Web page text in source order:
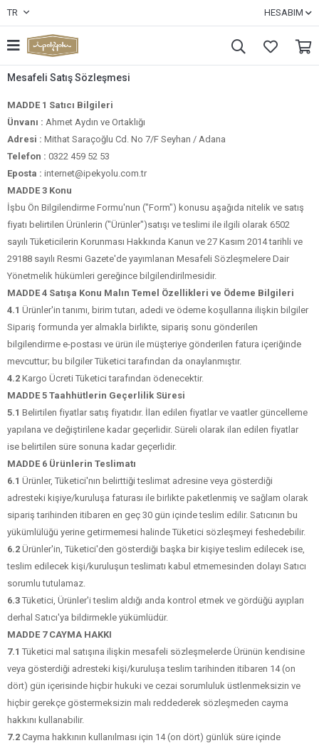
TR HESABIM
Mesafeli Satış Sözleşmesi
MADDE 1 Satıcı Bilgileri
Ünvanı : Ahmet Aydın ve Ortaklığı
Adresi : Mithat Saraçoğlu Cd. No 7/F Seyhan / Adana
Telefon : 0322 459 52 53
Eposta : internet@ipekyolu.com.tr
MADDE 3 Konu
İşbu Ön Bilgilendirme Formu'nun ("Form") konusu aşağıda nitelik ve satış
fiyatı belirtilen Ürünlerin ("Ürünler")satışı ve teslimi ile ilgili olarak 6502
sayılı Tüketicilerin Korunması Hakkında Kanun ve 27 Kasım 2014 tarihli ve
29188 sayılı Resmi Gazete'de yayımlanan Mesafeli Sözleşmelere Dair
Yönetmelik hükümleri gereğince bilgilendirilmesidir.
MADDE 4 Satışa Konu Malın Temel Özellikleri ve Ödeme Bilgileri
4.1 Ürünler'in tanımı, birim tutarı, adedi ve ödeme koşullarına ilişkin bilgiler
Sipariş formunda yer almakla birlikte, sipariş sonu gönderilen
bilgilendirme e-postası ve ürün ile müşteriye gönderilen fatura içeriğinde
mevcuttur; bu bilgiler Tüketici tarafından da onaylanmıştır.
4.2 Kargo Ücreti Tüketici tarafından ödenecektir.
MADDE 5 Taahhütlerin Geçerlilik Süresi
5.1 Belirtilen fiyatlar satış fiyatıdır. İlan edilen fiyatlar ve vaatler güncelleme
yapılana ve değiştirilene kadar geçerlidir. Süreli olarak ilan edilen fiyatlar
ise belirtilen süre sonuna kadar geçerlidir.
MADDE 6 Ürünlerin Teslimatı
6.1 Ürünler, Tüketici'nın belirttiği teslimat adresine veya gösterdiği
adresteki kişiye/kuruluşa faturası ile birlikte paketlenmiş ve sağlam olarak
sipariş tarihinden itibaren en geç 30 gün içinde teslim edilir. Satıcının bu
yükümlülüğü yerine getirmemesi halinde Tüketici sözleşmeyi feshedebilir.
6.2 Ürünler'in, Tüketici'den gösterdiği başka bir kişiye teslim edilecek ise,
teslim edilecek kişi/kuruluşun teslimatı kabul etmemesinden dolayı Satıcı
sorumlu tutulamaz.
6.3 Tüketici, Ürünler'i teslim aldığı anda kontrol etmek ve gördüğü ayıpları
derhal Satıcı'ya bildirmekle yükümlüdür.
MADDE 7 CAYMA HAKKI
7.1 Tüketici mal satışına ilişkin mesafeli sözleşmelerde Ürünün kendisine
veya gösterdiği adresteki kişi/kuruluşa teslim tarihinden itibaren 14 (on
dört) gün içerisinde hiçbir hukuki ve cezai sorumluluk üstlenmeksizin ve
hiçbir gerekçe göstermeksizin malı reddederek sözleşmeden cayma
hakkını kullanabilir.
7.2 Cayma hakkının kullanılması için 14 (on dört) günlük süre içinde